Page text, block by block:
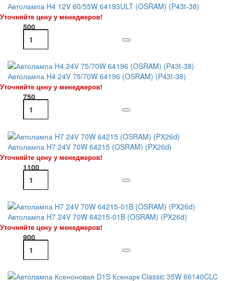
Автолампа H4 12V 60/55W 64193ULT (OSRAM) (P43t-38)
Уточняйте цену у менеджеров!
500
Автолампа H4 24V 75/70W 64196 (OSRAM) (P43t-38)
Уточняйте цену у менеджеров!
750
Автолампа H7 24V 70W 64215 (OSRAM) (PX26d)
Уточняйте цену у менеджеров!
1100
Автолампа H7 24V 70W 64215-01B (OSRAM) (PX26d)
Уточняйте цену у менеджеров!
900